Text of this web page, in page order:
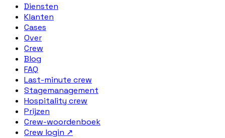
Diensten
Klanten
Cases
Over
Crew
Blog
FAQ
Last-minute crew
Stagemanagement
Hospitality crew
Prijzen
Crew-woordenboek
Crew login ↗